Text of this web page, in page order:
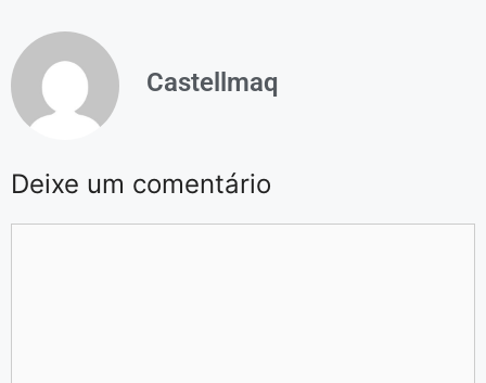
Castellmaq
Deixe um comentário